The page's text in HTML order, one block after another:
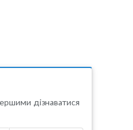
дізнаватися